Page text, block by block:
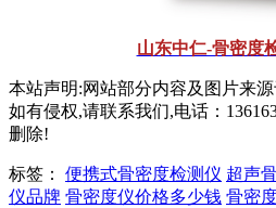
山东中仁-骨密度
本站声明:网站部分内容及图片来
如有侵权,请联系我们,电话：
删除!
标签： 便携式骨密度检测仪 超声
仪品牌 骨密度仪价格多少钱 骨密